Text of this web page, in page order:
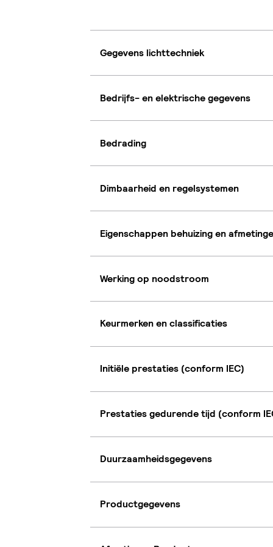
Gegevens lichttechniek
Bedrijfs- en elektrische gegevens
Bedrading
Dimbaarheid en regelsystemen
Eigenschappen behuizing en
Werking op noodstroom
Keurmerken en classificaties
Initiële prestaties (conform IEC)
Prestaties gedurende tijd (conform
Duurzaamheidsgegevens
Productgegevens